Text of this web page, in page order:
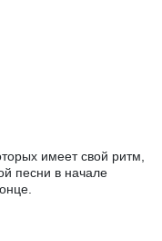
имеет свой ритм,
песни в начале